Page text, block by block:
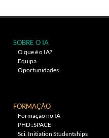
SOBRE O IA
O que é o IA?
Equipa
Oportunidades
FORMAÇÃO
Formação no IA
PHD::SPACE
Sci. Initiation Studentships